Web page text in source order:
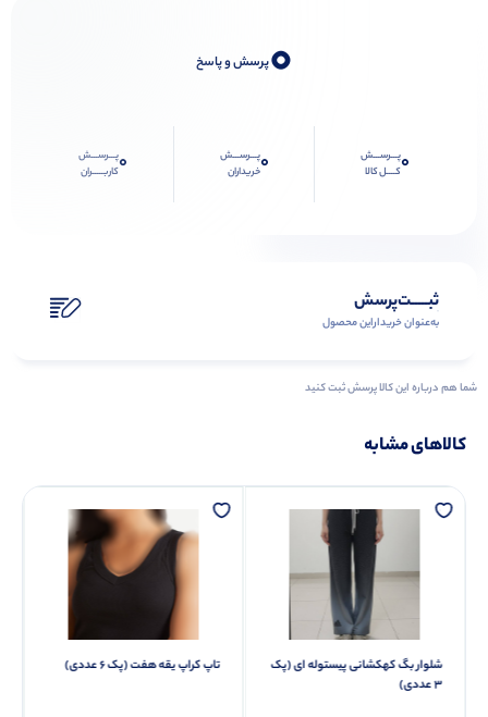
0پرسش و پاسخ
0پـــرســـش
کــــل کالا
0پـــرســـش
خریداران
0پـــرســـش
کاربـــــران
ثبـــــت‌پرسش
به‌عنوان ‌خریدار‌این‌ محصول
شما هم درباره این کالا پرسش ثبت کنید
کالاهای مشابه
شلوار بگ کهکشانی پیستوله ای (پک
3 عددی)
تاپ کراپ یقه هفت (پک 6 عددی)